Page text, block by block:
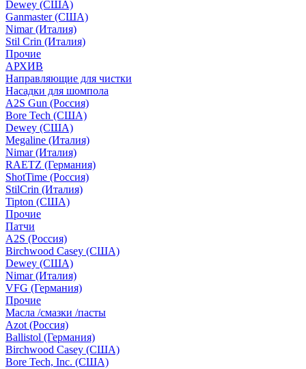
Dewey (США)
Ganmaster (США)
Nimar (Италия)
Stil Crin (Италия)
Прочие
АРХИВ
Направляющие для чистки
Насадки для шомпола
A2S Gun (Россия)
Bore Tech (США)
Dewey (США)
Megaline (Италия)
Nimar (Италия)
RAETZ (Германия)
ShotTime (Россия)
StilCrin (Италия)
Tipton (США)
Прочие
Патчи
A2S (Россия)
Birchwood Casey (США)
Dewey (США)
Nimar (Италия)
VFG (Германия)
Прочие
Масла /смазки /пасты
Azot (Россия)
Ballistol (Германия)
Birchwood Casey (США)
Bore Tech, Inc. (США)